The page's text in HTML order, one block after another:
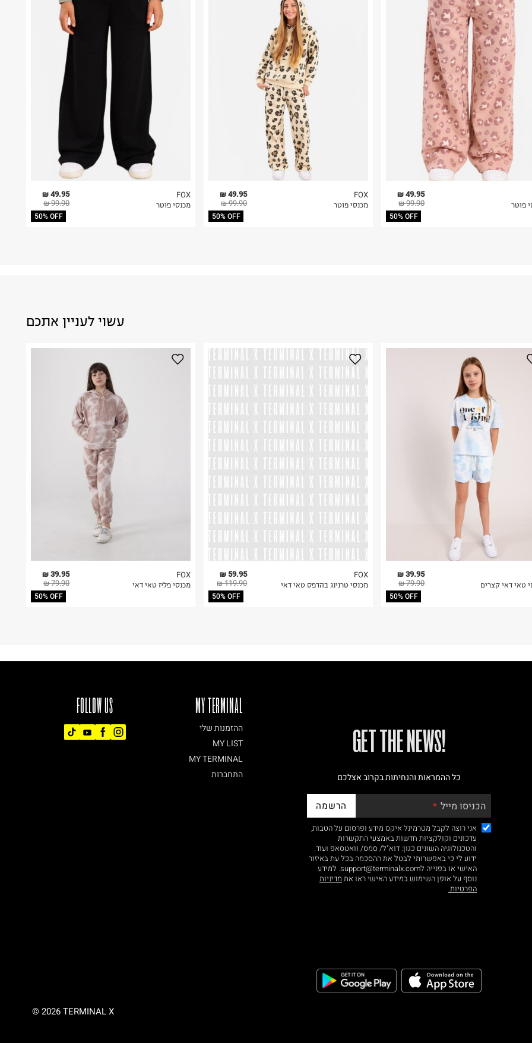
באתר בלבד
בלבד. לא ניתן
49.95 ₪
99.90 ₪
50% OFF
FOX
מכנסי פוטר
49.95 ₪
99.90 ₪
50% OFF
FOX
מכנסי פוטר
49.95 ₪
99.90 ₪
50% OFF
פוטר
עשוי לעניין אתכם
39.95 ₪
79.90 ₪
50% OFF
FOX
מכנסי פליז טאי דאי
59.95 ₪
119.90 ₪
50% OFF
FOX
מכנסי טרנינג בהדפס טאי דאי
39.95 ₪
79.90 ₪
50% OFF
טאי דאי קצרים
FOLLOW US MY TERMINAL
ההזמנות שלי
MY LIST
MY TERMINAL
התחברות
!GET THE NEWS
כל ההמראות והנחיתות בקרוב אצלכם
הכניסו מייל הרשמה
אני רוצה לקבל מטרמינל איקס מידע ופרסום על הטבות,
עדכונים וקולקציות חדשות באמצעי התקשרות
והטכנולוגיה השונים כגון: דוא"ל/ סמס/ וואטסאפ ועוד.
ידוע לי כי באפשרותי לבטל את ההסכמה בכל עת באיזור
האישי או בפנייה לsupport@terminalx.com. למידע
נוסף על אופן השימוש במידע האישי ראו את מדיניות
הפרטיות.
© 2026 TERMINAL X